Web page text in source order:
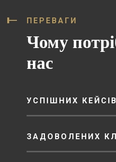
ПЕРЕВАГИ
Чому
нас
УСПІШНИХ КЕЙСІВ
ЗАДОВОЛЕНИХ